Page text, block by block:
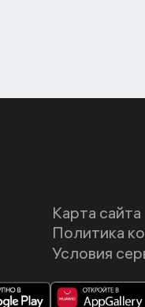
Карта сайта
Политика
Условия